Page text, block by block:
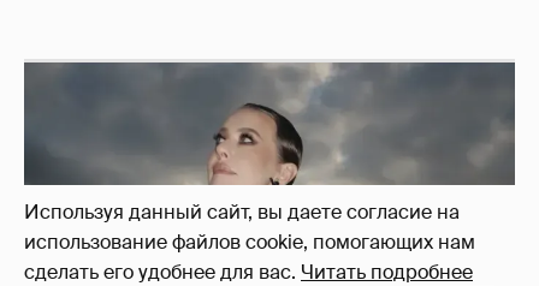
Используя данный сайт, вы даете согласие на
использование файлов cookie, помогающих нам
сделать его удобнее для вас. Читать подробнее